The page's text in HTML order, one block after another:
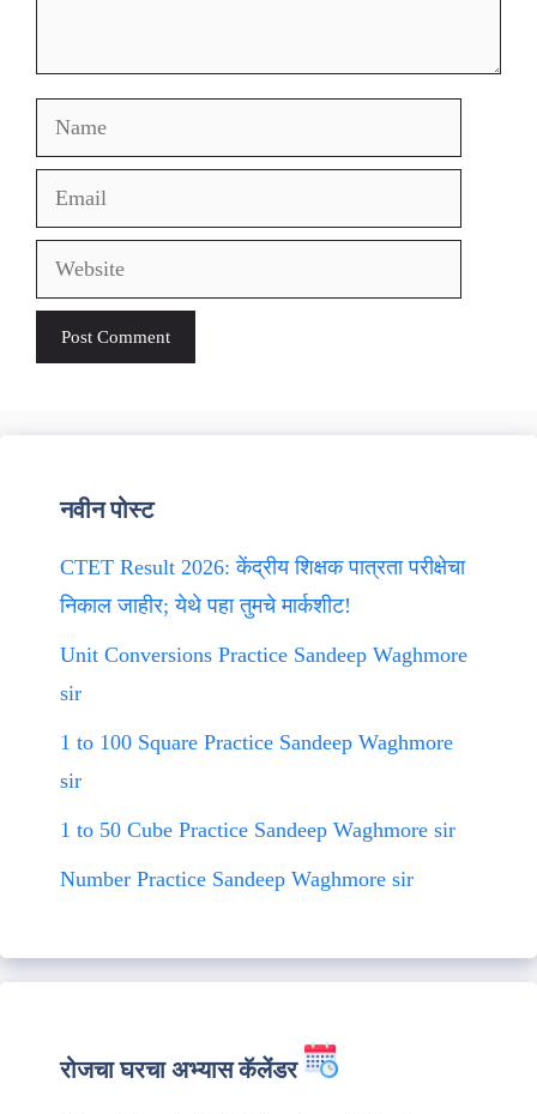
Name
Email
Website
नवीन पोस्ट
CTET Result 2026: केंद्रीय शिक्षक पात्रता परीक्षेचा
निकाल जाहीर; येथे पहा तुमचे मार्कशीट!
Unit Conversions Practice Sandeep Waghmore
sir
1 to 100 Square Practice Sandeep Waghmore
sir
1 to 50 Cube Practice Sandeep Waghmore sir
Number Practice Sandeep Waghmore sir
रोजचा घरचा अभ्यास कॅलेंडर